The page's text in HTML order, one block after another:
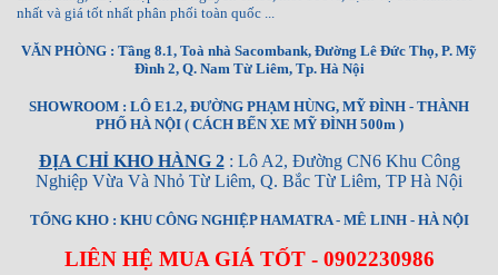
nhất và giá tốt nhất phân phối toàn quốc ...
VĂN PHÒNG : Tầng 8.1, Toà nhà Sacombank, Đường Lê Đức Thọ, P. Mỹ
Đình 2, Q. Nam Từ Liêm, Tp. Hà Nội
SHOWROOM : LÔ E1.2, ĐƯỜNG PHẠM HÙNG, MỸ ĐÌNH - THÀNH
PHỐ HÀ NỘI ( CÁCH BẾN XE MỸ ĐÌNH 500m )
ĐỊA CHỈ KHO HÀNG 2: Lô A2, Đường CN6 Khu Công
Nghiệp Vừa Và Nhỏ Từ Liêm, Q. Bắc Từ Liêm, TP Hà Nội
TỔNG KHO : KHU CÔNG NGHIỆP HAMATRA - MÊ LINH - HÀ NỘI
LIÊN HỆ MUA GIÁ TỐT - 0902230986